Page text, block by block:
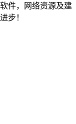
件，网络资源及建
步！